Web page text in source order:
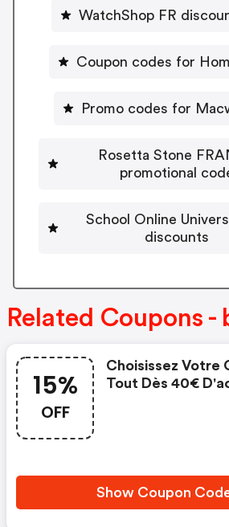
WatchShop FR
Coupon codes for
Promo codes for
Rosetta Stone
promotional
School Online
discounts
Related Coupons -
15%
OFF
Choisissez Votre
Tout Dès 40€
Show Coupon